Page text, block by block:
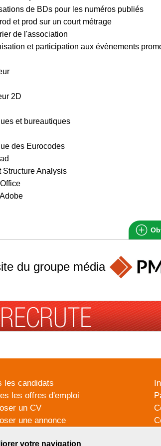
de BDs pour les numéros publiés
et prod sur un court métrage
de l'association
et participation aux évènements
2D
et bureautiques
des Eurocodes
Structure Analysis
votre navigation
du groupe média
les candidats
les offres d'emploi
un CV
une annonce